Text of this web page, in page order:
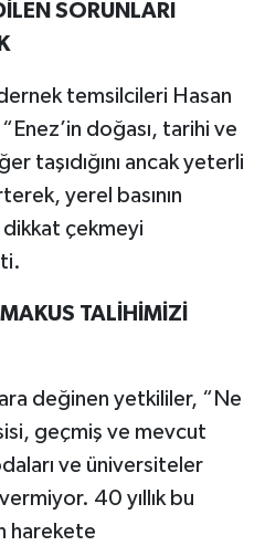
SORUNLARI
temsilcileri Hasan
doğası, tarihi ve
taşıdığını ancak yeterli
yerel basının
çekmeyi
TALİHİMİZİ
değinen yetkililer, “Ne
geçmiş ve mevcut
ve üniversiteler
40 yıllık bu
harekete